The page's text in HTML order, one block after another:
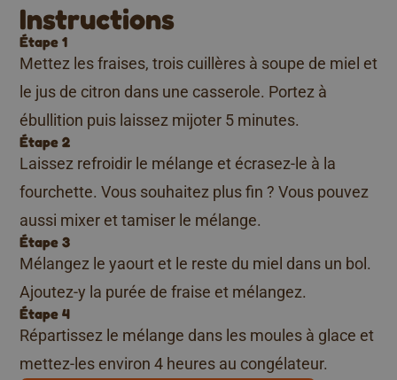
Instructions
Étape 1
Mettez les fraises, trois cuillères à soupe de miel et
le jus de citron dans une casserole. Portez à
ébullition puis laissez mijoter 5 minutes.
Étape 2
Laissez refroidir le mélange et écrasez-le à la
fourchette. Vous souhaitez plus fin ? Vous pouvez
aussi mixer et tamiser le mélange.
Étape 3
Mélangez le yaourt et le reste du miel dans un bol.
Ajoutez-y la purée de fraise et mélangez.
Étape 4
Répartissez le mélange dans les moules à glace et
mettez-les environ 4 heures au congélateur.